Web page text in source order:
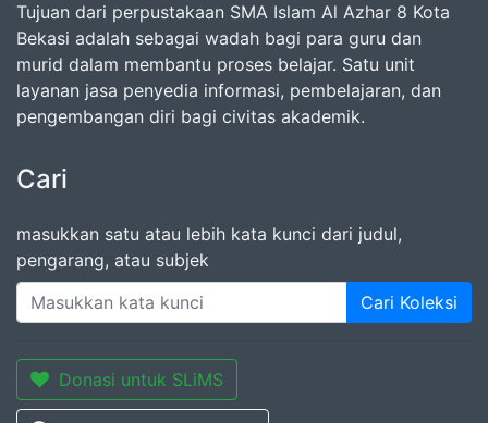
Tujuan dari perpustakaan SMA Islam Al Azhar 8 Kota
Bekasi adalah sebagai wadah bagi para guru dan
murid dalam membantu proses belajar. Satu unit
layanan jasa penyedia informasi, pembelajaran, dan
pengembangan diri bagi civitas akademik.
Cari
masukkan satu atau lebih kata kunci dari judul,
pengarang, atau subjek
Cari Koleksi
Donasi untuk SLiMS